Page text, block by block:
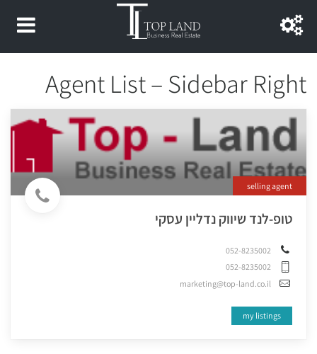
Agent List – Sidebar Right
selling agent
טופ-לנד שיווק נדליין עסקי
052-8235002
052-8235002
marketing@top-land.co.il
my listings